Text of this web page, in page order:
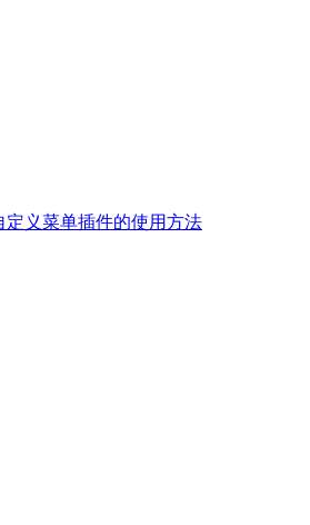
定义菜单插件的使用方法